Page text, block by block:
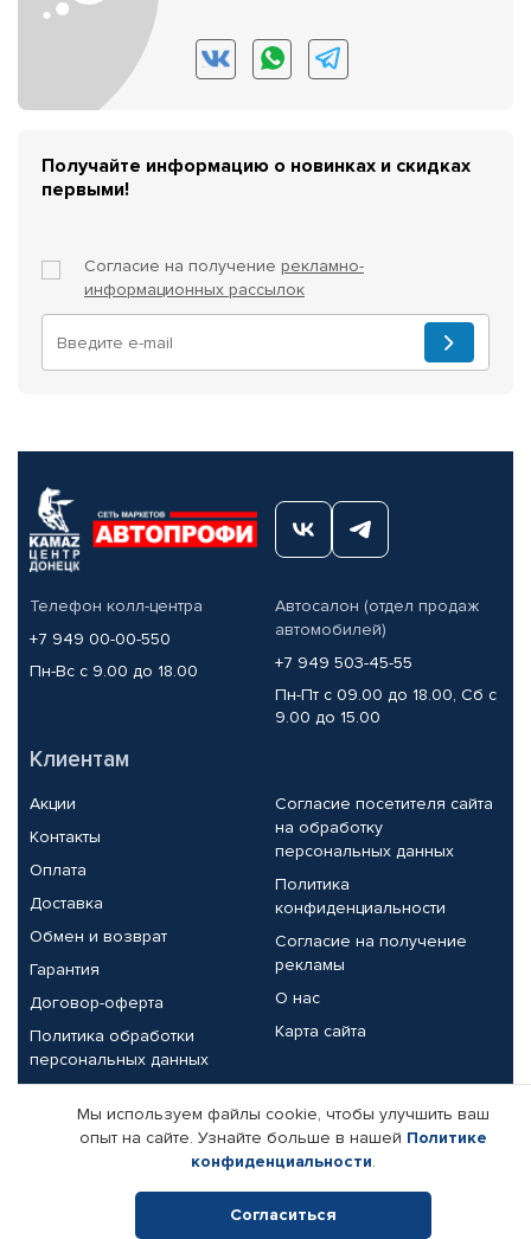
Получайте информацию о новинках и скидках
первыми!
Согласие на получение рекламно-
информационных рассылок
Телефон колл-центра
+7 949 00-00-550
Пн-Вс с 9.00 до 18.00
Автосалон (отдел продаж
автомобилей)
+7 949 503-45-55
Пн-Пт с 09.00 до 18.00, Сб с
9.00 до 15.00
Клиентам
Акции
Контакты
Оплата
Доставка
Обмен и возврат
Гарантия
Договор-оферта
Политика обработки
персональных данных
Согласие посетителя сайта
на обработку
персональных данных
Политика
конфиденциальности
Согласие на получение
рекламы
О нас
Карта сайта
Партнерам
Корпоративным клиентам
Поставщикам
Реквизиты компании
Мы используем файлы cookie, чтобы улучшить ваш
опыт на сайте. Узнайте больше в нашей Политике
конфиденциальности.
Согласиться